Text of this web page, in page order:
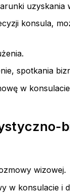
uzyskania
konsula,
spotkania
w
wizowej.
w konsulacie i